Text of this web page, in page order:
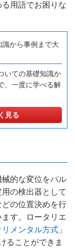
用語でお困りな
識から事例まで大
いての基礎知識か
、一度に学べる解
見る
的な変位をパル
の検出器として
の位置決めを行
す。ロータリエ
リメンタル方式 」
ることができま